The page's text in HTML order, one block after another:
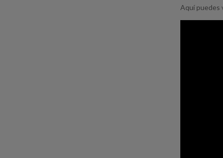
Aquí puedes